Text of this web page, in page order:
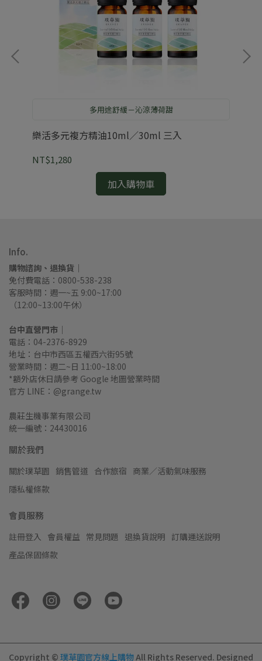
多用途舒緩－沁涼薄荷甜
樂活多元複方精油10ml／30ml 三入
NT$1,280
加入購物車
Info.
購物諮詢、退換貨｜
免付費電話：0800-538-238
客服時間：週一~五 9:00~17:00
（12:00~13:00午休）
台中直營門市｜
電話：04-2376-8929
地址：台中市西區五權西六街95號
營業時間：週二~日 11:00~18:00
*額外店休日請參考 Google 地圖營業時間
官方 LINE：@grange.tw
農莊生機事業有限公司
統一編號：24430016
關於我們
關於璞草園 銷售管道 合作旅宿 商業／活動氣味服務
隱私權條款
會員服務
註冊登入 會員權益 常見問題 退換貨說明 訂購運送說明
產品保固條款
Copyright © 璞草園官方線上購物All Rights Reserved. Designed